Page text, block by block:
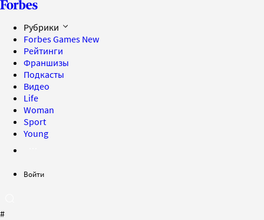
Рубрики
Forbes Games New
Рейтинги
Франшизы
Подкасты
Видео
Life
Woman
Sport
Young
Войти
#